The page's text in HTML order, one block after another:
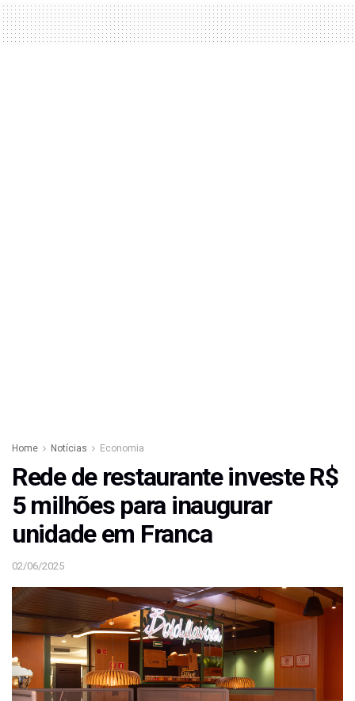
Home Notícias Economia
Rede de restaurante investe R$
5 milhões para inaugurar
unidade em Franca
02/06/2025